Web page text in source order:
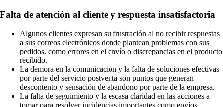
Falta de atención al cliente y respuesta insatisfactoria
Algunos clientes expresan su frustración al no recibir respuestas
a sus correos electrónicos donde plantean problemas con sus
pedidos, como errores en el envío o discrepancias en el producto
recibido.
La demora en la comunicación y la falta de soluciones efectivas
por parte del servicio postventa son puntos que generan
descontento y sensación de abandono por parte de la empresa.
La falta de seguimiento y la escasa claridad en las acciones a
tomar para resolver incidencias importantes como envíos